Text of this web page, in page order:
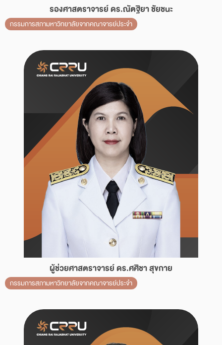
รองศาสตราจารย์ ดร.ณัตฐิยา ชัยชนะ
กรรมการสภามหาวิทยาลัยจากคณาจารย์ประจำ
ผู้ช่วยศาสตราจารย์ ดร.ศศิชา สุขกาย
กรรมการสภามหาวิทยาลัยจากคณาจารย์ประจำ